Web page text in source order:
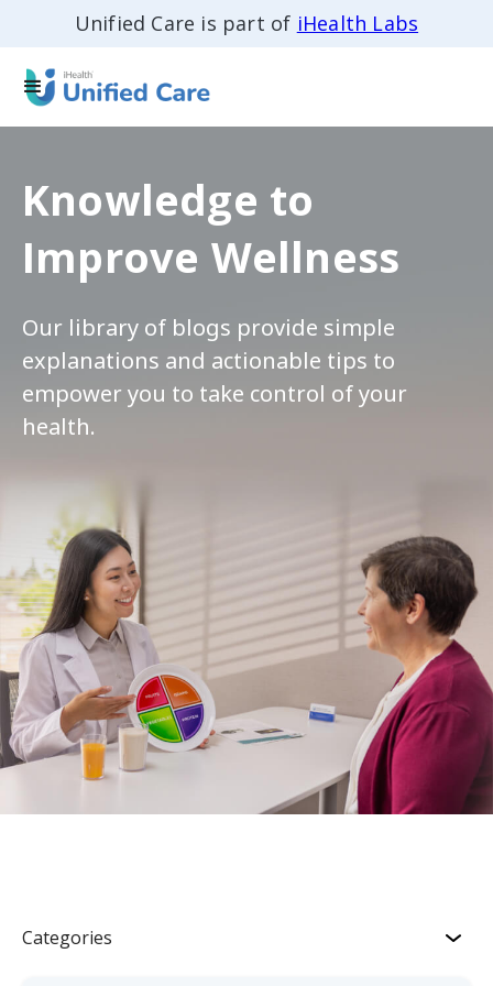
Unified Care is part of iHealth Labs
Knowledge to
Improve Wellness
Our library of blogs provide simple
explanations and actionable tips to
empower you to take control of your
health.
Categories